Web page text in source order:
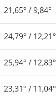
21,65° / 9,84°
24,79° / 12,21°
25,94° / 12,83°
23,31° / 11,04°